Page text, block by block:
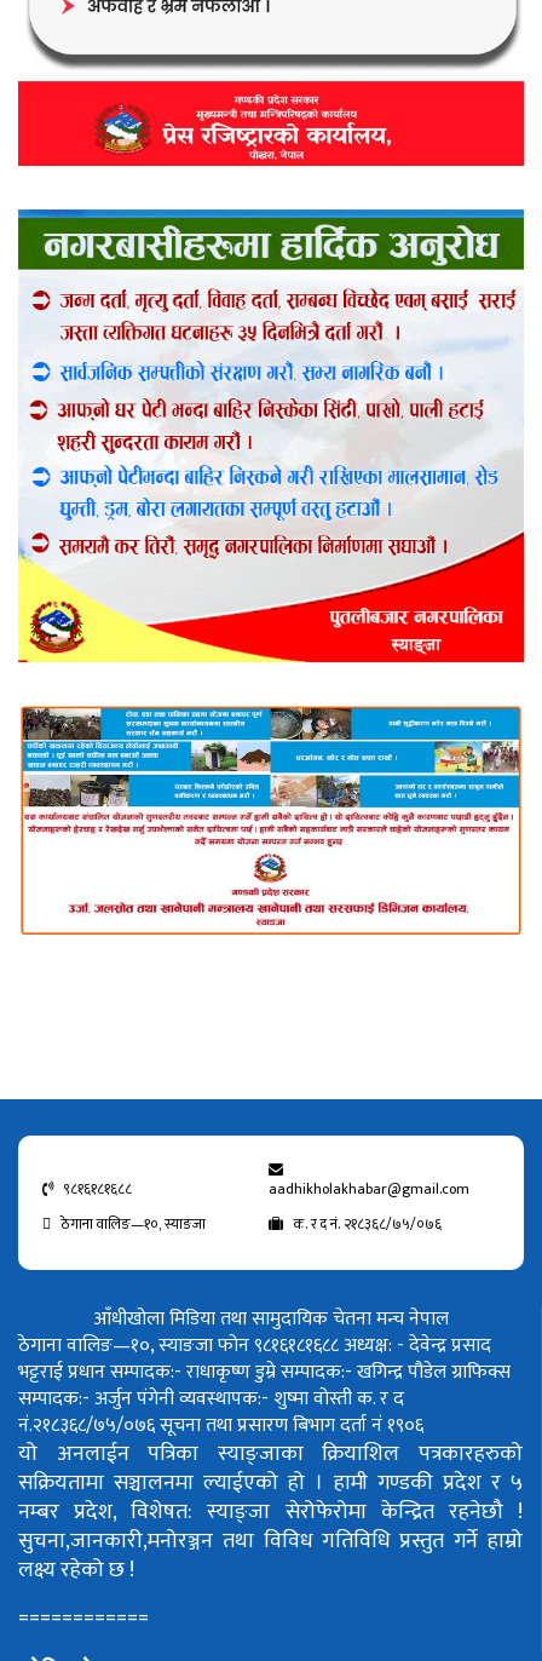
९८१६१८१६८८
aadhikholakhabar@gmail.com
ठेगाना वालिङ—१०, स्याङजा
क. र द नं. २१८३६८/७५/०७६
आँधीखोला मिडिया तथा सामुदायिक चेतना मन्च नेपाल
ठेगाना वालिङ—१०, स्याङजा फोन ९८१६१८१६८८अध्यक्ष: - देवेन्द्र प्रसाद
भट्टराईप्रधान सम्पादक:- राधाकृष्ण डुम्रेसम्पादक:- खगिन्द्र पौडेलग्राफिक्स
सम्पादक:- अर्जुन पंगेनीव्यवस्थापक:- शुष्मा वोस्तीक. र द
नं.२१८३६८/७५/०७६सूचना तथा प्रसारण बिभाग दर्ता नं १९०६
यो अनलाईन पत्रिका स्याङ्जाका क्रियाशिल पत्रकारहरुको
सक्रियतामा सञ्चालनमा ल्याईएको हो । हामी गण्डकी प्रदेश र ५
नम्बर प्रदेश, विशेषत: स्याङ्जा सेरोफेरोमा केन्द्रित रहनेछौ !
सुचना,जानकारी,मनोरञ्जन तथा विविध गतिविधि प्रस्तुत गर्ने हाम्रो
लक्ष्य रहेको छ !
============